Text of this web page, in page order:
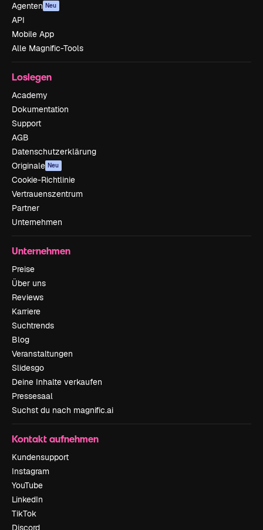
Agenten Neu
API
Mobile App
Alle Magnific-Tools
Loslegen
Academy
Dokumentation
Support
AGB
Datenschutzerklärung
Originale Neu
Cookie-Richtlinie
Vertrauenszentrum
Partner
Unternehmen
Unternehmen
Preise
Über uns
Reviews
Karriere
Suchtrends
Blog
Veranstaltungen
Slidesgo
Deine Inhalte verkaufen
Pressesaal
Suchst du nach magnific.ai
Kontakt aufnehmen
Kundensupport
Instagram
YouTube
LinkedIn
TikTok
Discord